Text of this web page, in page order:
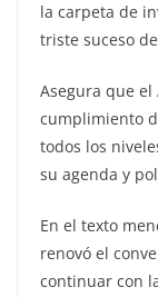
la carpeta de
triste suceso
Asegura que
cumplimiento
todos los
su agenda y
En el texto
renovó el
continuar con